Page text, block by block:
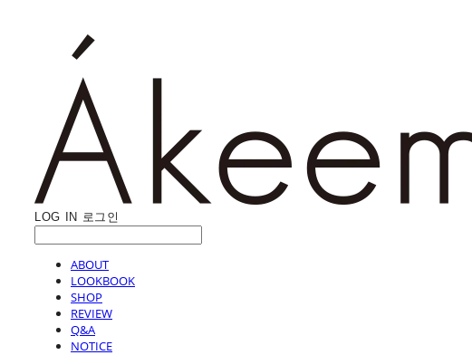
LOG IN 로그인
ABOUT
LOOKBOOK
SHOP
REVIEW
Q&A
NOTICE